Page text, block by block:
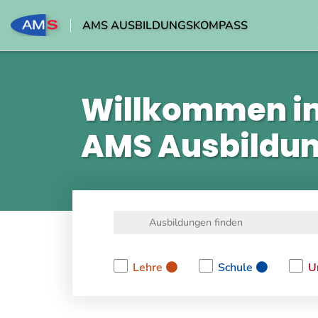
AMS AUSBILDUNGSKOMPASS
Willkommen
AMS
Lehre
Schule